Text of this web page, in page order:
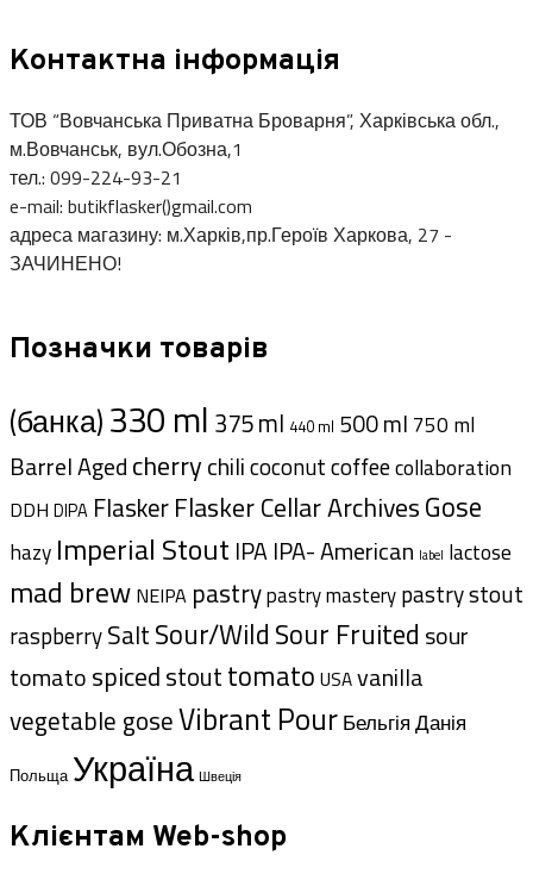
Контактна інформація
ТОВ “Вовчанська Приватна Броварня”, Харківська обл.,
м.Вовчанськ, вул.Обозна,1
тел.: 099-224-93-21
e-mail: butikflasker()gmail.com
адреса магазину: м.Харків,пр.Героїв Харкова, 27 -
ЗАЧИНЕНО!
Позначки товарів
(банка)330 ml 375 ml 440 ml 500 ml 750 ml
Barrel Agedcherrychilicoconutcoffeecollaboration
DDH DIPA FlaskerFlasker Cellar ArchivesGose
hazy Imperial Stout IPA IPA- American label lactose
mad brew NEIPA pastrypastry masterypastry stout
raspberrySaltSour/Wild Sour Fruited sour
tomatospicedstouttomato USAvanilla
vegetable goseVibrant PourБельгіяДанія
Польща Україна Швеція
Клієнтам Web-shop